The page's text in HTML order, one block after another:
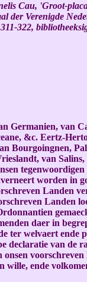
Cau, 'Groot-
der Verenigde
322,
van
&c. Eertz-
van
worden
Landen
daer in
ter welvaert
van de
ende